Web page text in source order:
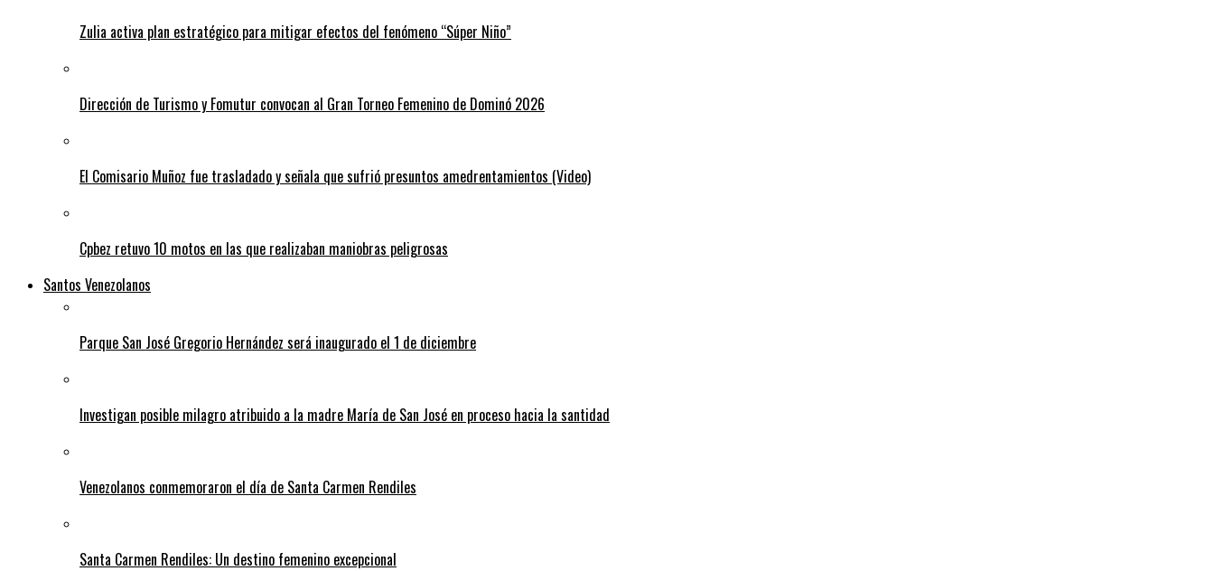
Zulia activa plan estratégico para mitigar efectos del fenómeno “Súper Niño”
Dirección de Turismo y Fomutur convocan al Gran Torneo Femenino de Dominó 2026
El Comisario Muñoz fue trasladado y señala que sufrió presuntos amedrentamientos (Video)
Cpbez retuvo 10 motos en las que realizaban maniobras peligrosas
Santos Venezolanos
Parque San José Gregorio Hernández será inaugurado el 1 de diciembre
Investigan posible milagro atribuido a la madre María de San José en proceso hacia la santidad
Venezolanos conmemoraron el día de Santa Carmen Rendiles
Santa Carmen Rendiles: Un destino femenino excepcional